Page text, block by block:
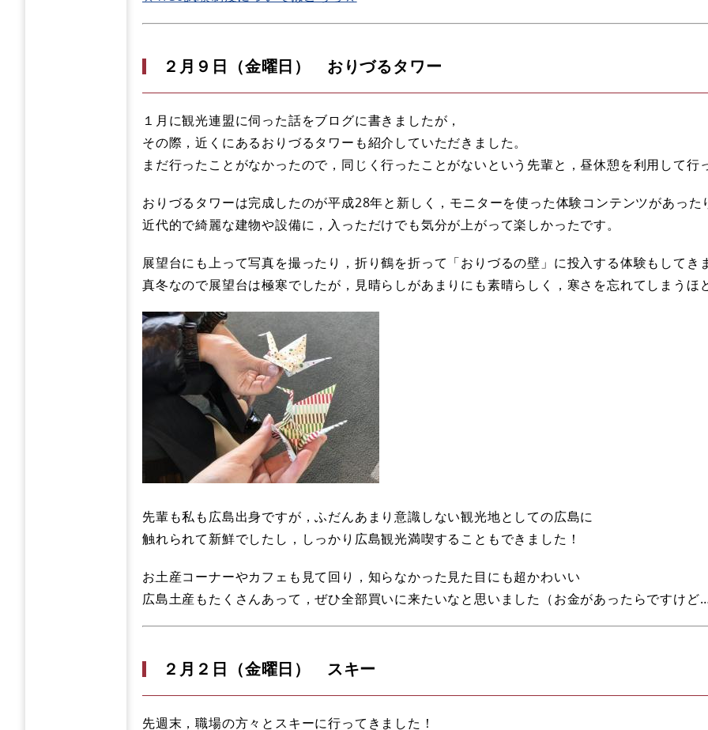
２月９日（金曜日） おりづるタワー
１月に観光連盟に伺った話をブログに書きましたが，
その際，近くにあるおりづるタワーも紹介していただきました。
まだ行ったことがなかったので，同じく行ったことがないという先輩と，昼休憩を利用して行
おりづるタワーは完成したのが平成28年と新しく，モニターを使った体験コンテンツがあった
近代的で綺麗な建物や設備に，入っただけでも気分が上がって楽しかったです。
展望台にも上って写真を撮ったり，折り鶴を折って「おりづるの壁」に投入する体験もしてき
真冬なので展望台は極寒でしたが，見晴らしがあまりにも素晴らしく，寒さを忘れてしまうほ
先輩も私も広島出身ですが，ふだんあまり意識しない観光地としての広島に
触れられて新鮮でしたし，しっかり広島観光満喫することもできました！
お土産コーナーやカフェも見て回り，知らなかった見た目にも超かわいい
広島土産もたくさんあって，ぜひ全部買いに来たいなと思いました（お金があったらですけど
２月２日（金曜日） スキー
先週末，職場の方々とスキーに行ってきました！